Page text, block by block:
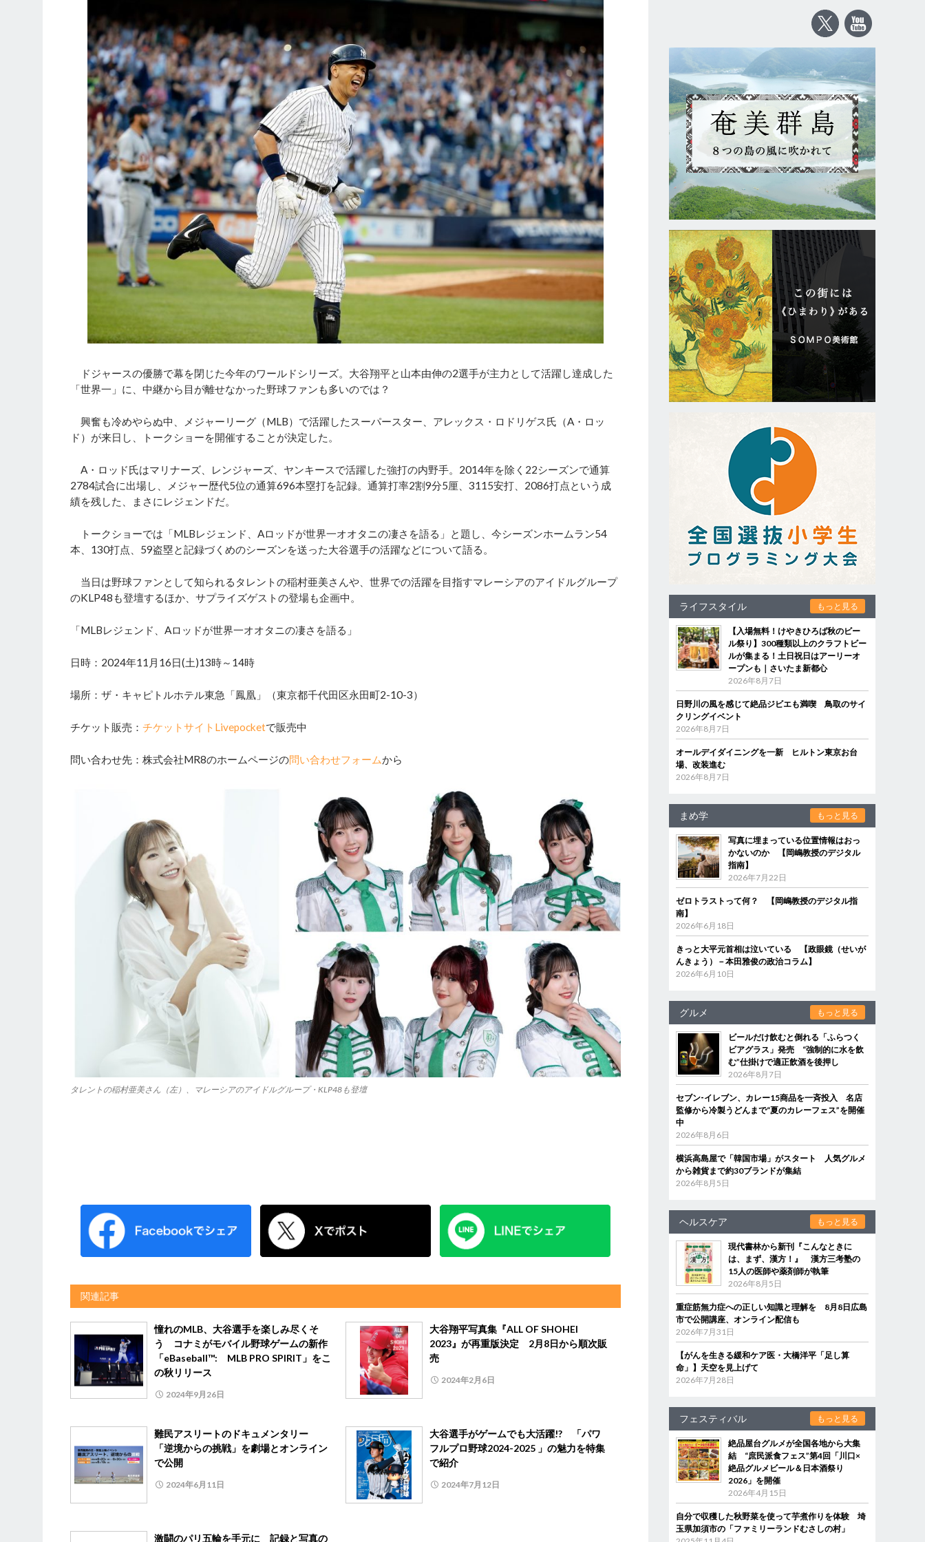
ドジャースの優勝で幕を閉じた今年のワールドシリーズ。大谷翔平と山本由伸の2選手が主力として活躍し達成した
「世界一」に、中継から目が離せなかった野球ファンも多いのでは？
興奮も冷めやらぬ中、メジャーリーグ（MLB）で活躍したスーパースター、アレックス・ロドリゲス氏（A・ロッ
ド）が来日し、トークショーを開催することが決定した。
A・ロッド氏はマリナーズ、レンジャーズ、ヤンキースで活躍した強打の内野手。2014年を除く22シーズンで通算
2784試合に出場し、メジャー歴代5位の通算696本塁打を記録。通算打率2割9分5厘、3115安打、2086打点という成
績を残した、まさにレジェンドだ。
トークショーでは「MLBレジェンド、Aロッドが世界一オオタニの凄さを語る」と題し、今シーズンホームラン54
本、130打点、59盗塁と記録づくめのシーズンを送った大谷選手の活躍などについて語る。
当日は野球ファンとして知られるタレントの稲村亜美さんや、世界での活躍を目指すマレーシアのアイドルグループ
のKLP48も登壇するほか、サプライズゲストの登場も企画中。
「MLBレジェンド、Aロッドが世界一オオタニの凄さを語る」
日時：2024年11月16日(土)13時～14時
場所：ザ・キャピトルホテル東急「鳳凰」（東京都千代田区永田町2-10-3）
チケット販売： チケットサイトLivepocketで販売中
問い合わせ先：株式会社MR8のホームページの問い合わせフォームから
タレントの稲村亜美さん（左）、マレーシアのアイドルグループ・KLP48も登壇
関連記事
憧れのMLB、大谷選手を楽しみ尽くそ
う コナミがモバイル野球ゲームの新作
「eBaseball™: MLB PRO SPIRIT」をこ
の秋リリース
2024年9月26日
大谷翔平写真集『ALL OF SHOHEI
2023』が再重版決定 2月8日から順次販
売
2024年2月6日
難民アスリートのドキュメンタリー
「逆境からの挑戦」を劇場とオンライン
で公開
2024年6月11日
大谷選手がゲームでも大活躍!? 「パワ
フルプロ野球2024-2025 」の魅力を特集
で紹介
2024年7月12日
激闘のパリ五輪を手元に 記録と写真の
ライフスタイル もっと見る
【入場無料！けやきひろば秋のビー
ル祭り】300種類以上のクラフトビー
ルが集まる！土日祝日はアーリーオ
ープンも｜さいたま新都心
2026年8月7日
日野川の風を感じて絶品ジビエも満喫 鳥取のサイ
クリングイベント
2026年8月7日
オールデイダイニングを一新 ヒルトン東京お台
場、改装進む
2026年8月7日
まめ学 もっと見る
写真に埋まっている位置情報はおっ
かないのか 【岡嶋教授のデジタル
指南】
2026年7月22日
ゼロトラストって何？ 【岡嶋教授のデジタル指
南】
2026年6月18日
きっと大平元首相は泣いている 【政眼鏡（せいが
んきょう）－本田雅俊の政治コラム】
2026年6月10日
グルメ もっと見る
ビールだけ飲むと倒れる「ふらつく
ビアグラス」発売 “強制的に水を飲
む”仕掛けで適正飲酒を後押し
2026年8月7日
セブン‐イレブン、カレー15商品を一斉投入 名店
監修から冷製うどんまで“夏のカレーフェス”を開催
中
2026年8月6日
横浜高島屋で「韓国市場」がスタート 人気グルメ
から雑貨まで約30ブランドが集結
2026年8月5日
ヘルスケア もっと見る
現代書林から新刊『こんなときに
は、まず、漢方！』 漢方三考塾の
15人の医師や薬剤師が執筆
2026年8月5日
重症筋無力症への正しい知識と理解を 8月8日広島
市で公開講座、オンライン配信も
2026年7月31日
【がんを生きる緩和ケア医・大橋洋平「足し算
命」】天空を見上げて
2026年7月28日
フェスティバル もっと見る
絶品屋台グルメが全国各地から大集
結 “庶民派食フェス”第4回「川口×
絶品グルメビール＆日本酒祭り
2026」を開催
2026年4月15日
自分で収穫した秋野菜を使って芋煮作りを体験 埼
玉県加須市の「ファミリーランドむさしの村」